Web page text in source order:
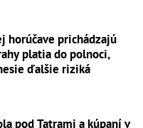
horúčave prichádzajú
platia do polnoci,
ďalšie riziká
pod Tatrami a kúpaní v